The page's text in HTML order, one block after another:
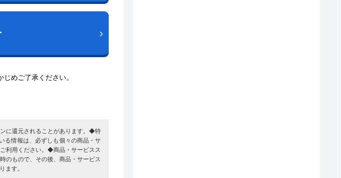
めご了承ください。
に還元されることがあります。◆特
る情報は、必ずしも個々の商品・サ
利用ください。◆商品・サービスス
のもので、その後、商品・サービス
ます。